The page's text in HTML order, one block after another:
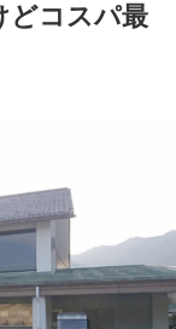
どコスパ最